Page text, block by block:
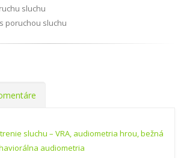
sluchu
poruchou sluchu
sluchu – VRA, audiometria hrou, bežná
audiometria